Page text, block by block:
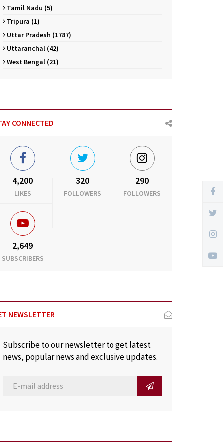
Tamil Nadu (5)
Tripura (1)
Uttar Pradesh (1787)
Uttaranchal (42)
West Bengal (21)
CONNECTED
4,200
LIKES
320
FOLLOWERS
290
FOLLOWERS
2,649
SUBSCRIBERS
NEWSLETTER
Subscribe to our newsletter to get latest
news, popular news and exclusive updates.